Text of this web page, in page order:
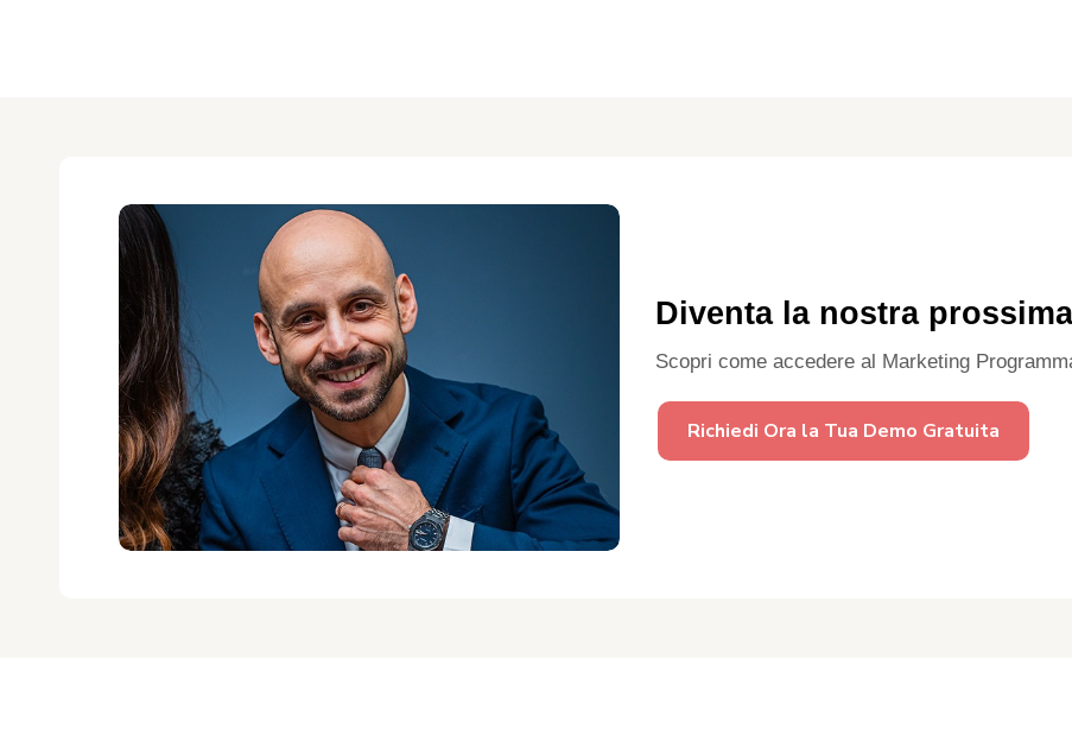
Diventa la nostra
Scopri come accedere al Marketing
Richiedi Ora la Tua Demo Gratuita